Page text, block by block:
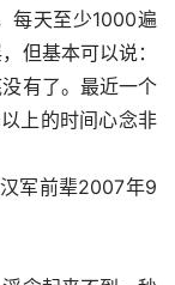
每天至少1000遍
但基本可以说：
有了。最近一个
上的时间心念非
军前辈2007年9